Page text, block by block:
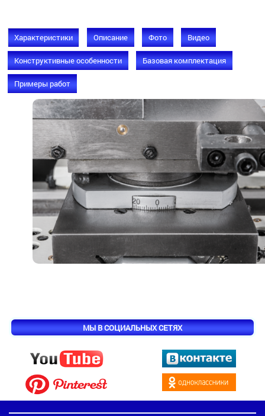
Характеристики Описание Фото Видео
Конструктивные особенности Базовая комплектация
Примеры работ
МЫ В СОЦИАЛЬНЫХ СЕТЯХ